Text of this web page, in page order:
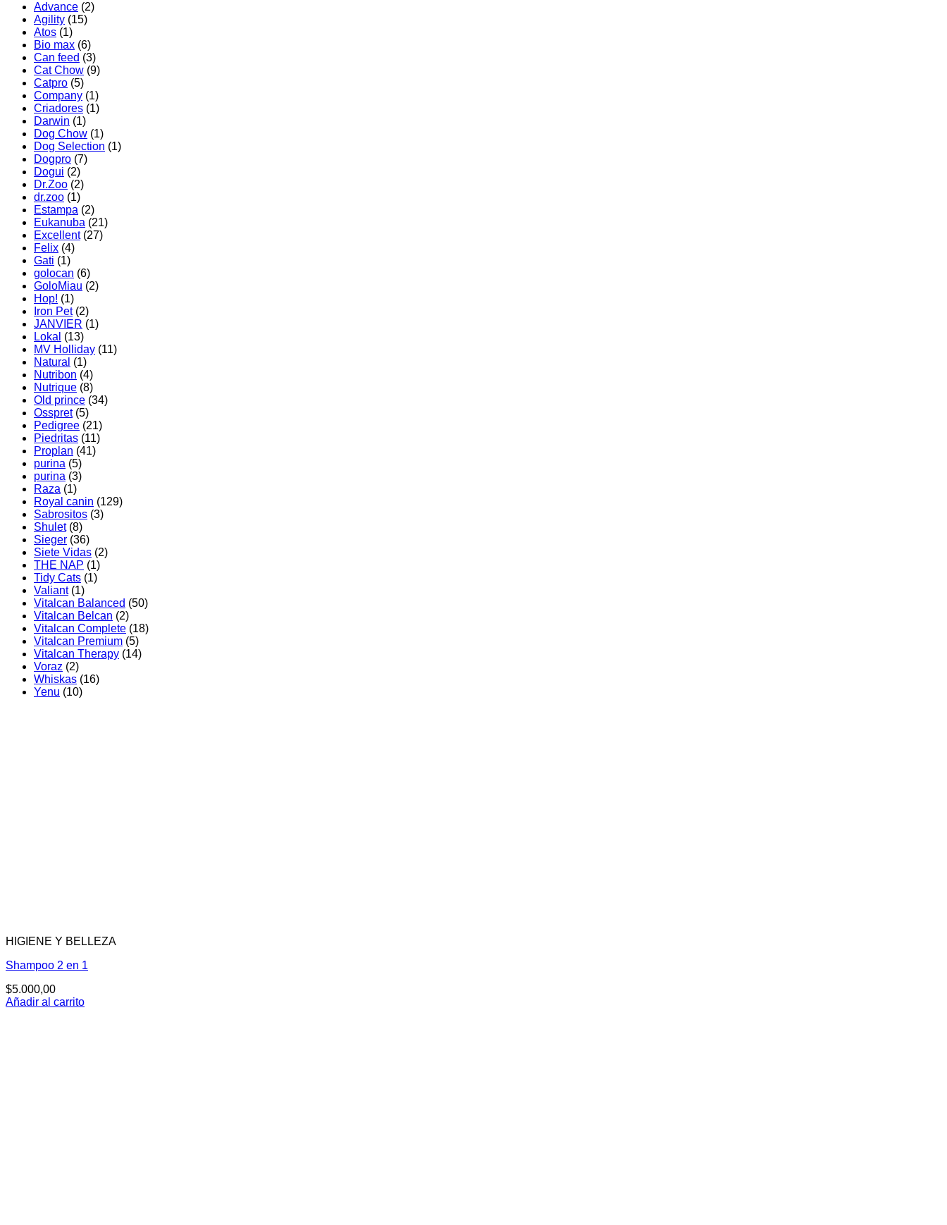
Advance (2)
Agility (15)
Atos (1)
Bio max (6)
Can feed (3)
Cat Chow (9)
Catpro (5)
Company (1)
Criadores (1)
Darwin (1)
Dog Chow (1)
Dog Selection (1)
Dogpro (7)
Dogui (2)
Dr.Zoo (2)
dr.zoo (1)
Estampa (2)
Eukanuba (21)
Excellent (27)
Felix (4)
Gati (1)
golocan (6)
GoloMiau (2)
Hop! (1)
Iron Pet (2)
JANVIER (1)
Lokal (13)
MV Holliday (11)
Natural (1)
Nutribon (4)
Nutrique (8)
Old prince (34)
Osspret (5)
Pedigree (21)
Piedritas (11)
Proplan (41)
purina (5)
purina (3)
Raza (1)
Royal canin (129)
Sabrositos (3)
Shulet (8)
Sieger (36)
Siete Vidas (2)
THE NAP (1)
Tidy Cats (1)
Valiant (1)
Vitalcan Balanced (50)
Vitalcan Belcan (2)
Vitalcan Complete (18)
Vitalcan Premium (5)
Vitalcan Therapy (14)
Voraz (2)
Whiskas (16)
Yenu (10)
HIGIENE Y BELLEZA
Shampoo 2 en 1
$5.000,00
Añadir al carrito